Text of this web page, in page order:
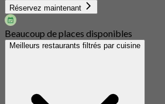
Réservez maintenant
Beaucoup de places disponibles
Meilleurs restaurants filtrés par cuisine